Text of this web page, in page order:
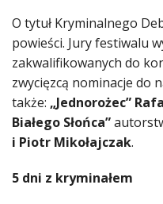
O tytuł Kryminalnego
powieści. Jury festiwalu
zakwalifikowanych do
zwycięzcą nominacje do
także: „Jednorożec”
Białego Słońca”
i Piotr Mikołajczak.
5 dni z kryminałem